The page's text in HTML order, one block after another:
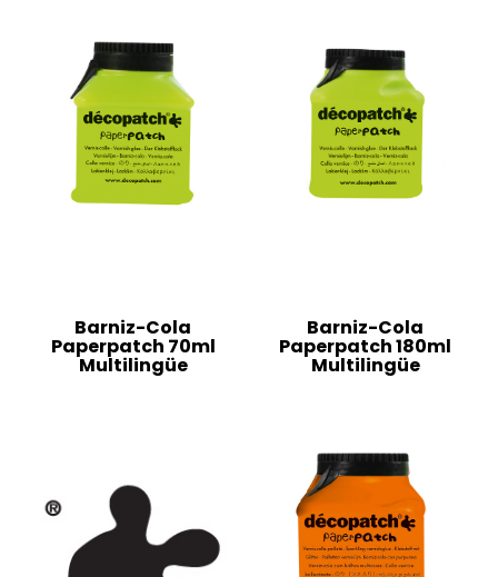
Barniz-Cola
Paperpatch 70ml
Multilingüe
Barniz-Cola
Paperpatch 180ml
Multilingüe